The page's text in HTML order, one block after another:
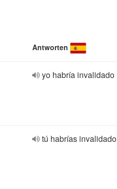
Antworten
yo habría invalidado
tú habrías invalidado